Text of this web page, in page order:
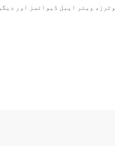
ویئر ایبل ڈیوائسز اور